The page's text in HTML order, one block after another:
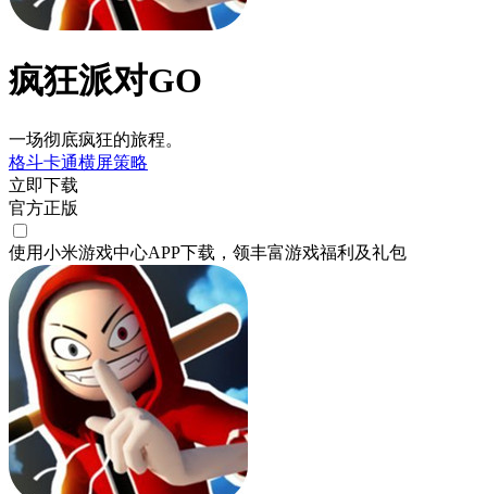
疯狂派对GO
一场彻底疯狂的旅程。
格斗卡通横屏策略
立即下载
官方正版
使用小米游戏中心APP下载 ，领丰富游戏福利 及礼包